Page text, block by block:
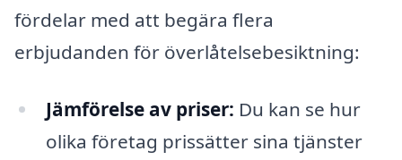
fördelar med att begära flera
erbjudanden för överlåtelsebesiktning:
Jämförelse av priser: Du kan se hur
olika företag prissätter sina tjänster